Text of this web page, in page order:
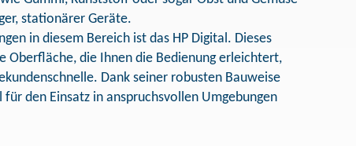
stationärer Geräte.
in diesem Bereich ist das HP Digital. Dieses
die Ihnen die Bedienung erleichtert,
Dank seiner robusten Bauweise
den Einsatz in anspruchsvollen Umgebungen